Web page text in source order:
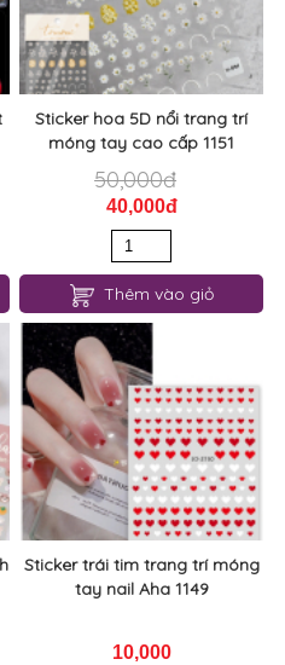
Sticker hoa 5D nổi trang trí
móng tay cao cấp 1151
50,000đ
40,000đ
Thêm vào giỏ
Sticker trái tim trang trí móng
tay nail Aha 1149
10,000